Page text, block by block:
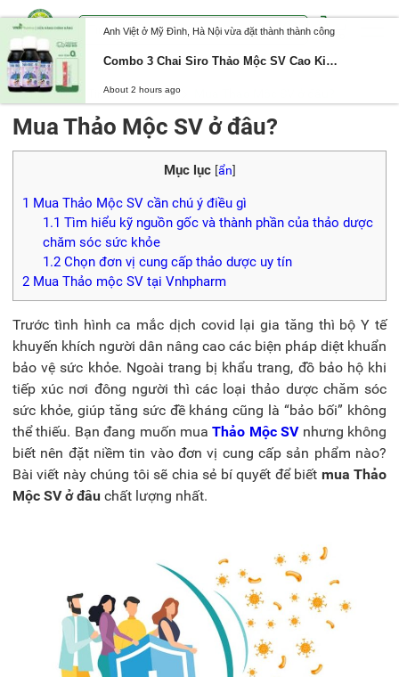
Trang chủ Tin tức - Sự kiện
Mua Thảo Mộc SV ở đâu?
Mục lục [ẩn]
1 Mua Thảo Mộc SV cần chú ý điều gì
1.1 Tìm hiểu kỹ nguồn gốc và thành phần của thảo dược
chăm sóc sức khỏe
1.2Chọn đơn vị cung cấp thảo dược uy tín
2 Mua Thảo mộc SV tại Vnhpharm
Trước tình hình ca mắc dịch covid lại gia tăng thì bộ Y tế
khuyến khích người dân nâng cao các biện pháp diệt khuẩn
bảo vệ sức khỏe. Ngoài trang bị khẩu trang, đồ bảo hộ khi
tiếp xúc nơi đông người thì các loại thảo dược chăm sóc
sức khỏe, giúp tăng sức đề kháng cũng là “bảo bối” không
thể thiếu. Bạn đang muốn muaThảo Mộc SV nhưng không
biết nên đặt niềm tin vào đơn vị cung cấp sản phẩm nào?
Bài viết này chúng tôi sẽ chia sẻ bí quyết để biết mua Thảo
Mộc SV ở đâu chất lượng nhất.
Anh Việt ở Mỹ Đình, Hà Nội vừa đặt thành thành công
Combo 3 Chai Siro Thảo Mộc SV Cao Kinh Giới – Giảm Ho, Tăng Sức Đề Kháng, Giảm Viêm Đường Hô Hấp
About 2 hours ago